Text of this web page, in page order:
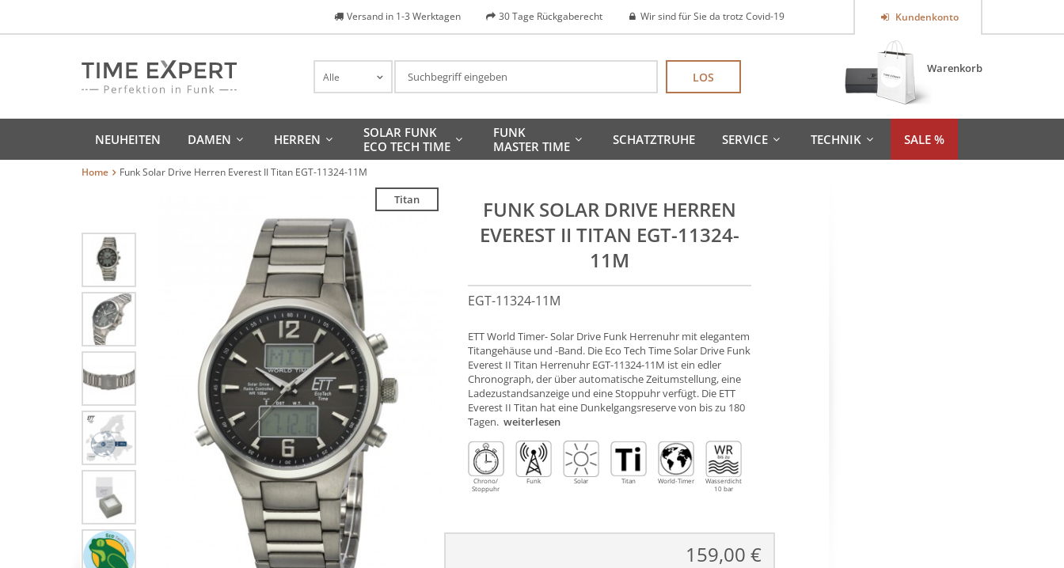
Kundenkonto
Versand in 1-3 Werktagen 30 Tage Rückgaberecht Wir sind für Sie da trotz Covid-19
Warenkorb
Alle LOS
NEUHEITEN DAMEN HERREN
SOLAR FUNK
ECO TECH TIME
FUNK
MASTER TIME
SCHATZTRUHE SERVICE TECHNIK SALE %
Home Funk Solar Drive Herren Everest II Titan EGT-11324-11M
Titan
FUNK SOLAR DRIVE HERREN
EVEREST II TITAN EGT-11324-
11M
EGT-11324-11M
ETT World Timer- Solar Drive Funk Herrenuhr mit elegantem
Titangehäuse und -Band. Die Eco Tech Time Solar Drive Funk
Everest II Titan Herrenuhr EGT-11324-11M ist ein edler
Chronograph, der über automatische Zeitumstellung, eine
Ladezustandsanzeige und eine Stoppuhr verfügt. Die ETT
Everest II Titan hat eine Dunkelgangsreserve von bis zu 180
Tagen. weiterlesen
Chrono/
Stoppuhr
Funk Solar Titan World-Timer
Wasserdicht
10 bar
159,00 €